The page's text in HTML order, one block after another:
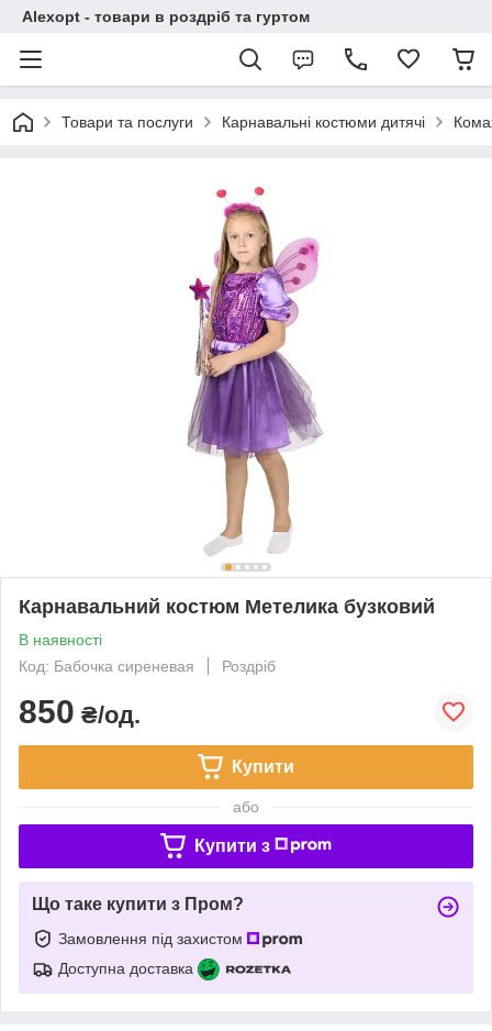
Alexopt - товари в роздріб та гуртом
Товари та послуги Карнавальні костюми дитячі
Карнавальний костюм Метелика бузковий
В наявності
Код: Бабочка сиреневая
Роздріб
850 ₴/од.
Купити
або
Купити з
Що таке купити з Пром?
Замовлення під захистом
Доступна доставка